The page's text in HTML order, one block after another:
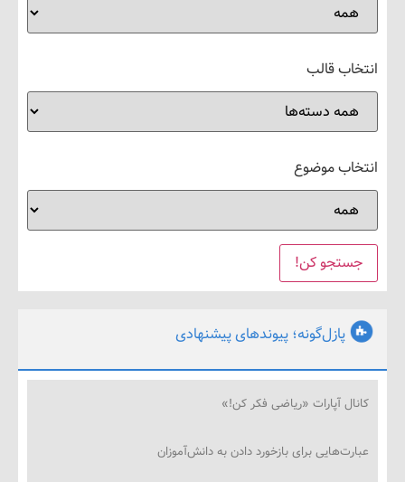
قالب
موضوع
پازل‌گونه؛ پیوندهای پیشنهادی
آپارات «ریاضی فکر کن!»
برای بازخورد دادن به دانش‌آموزان